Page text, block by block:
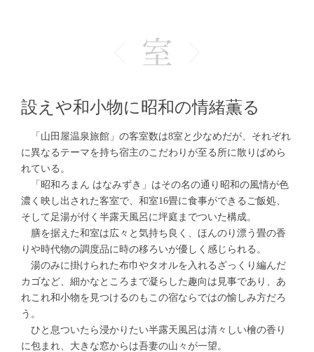
設えや和小物に昭和の情緒薫る
「山田屋温泉旅館」の客室数は8室と少なめだが、それぞれ
に異なるテーマを持ち宿主のこだわりが至る所に散りばめら
れている。
「昭和ろまん はなみずき」はその名の通り昭和の風情が色
濃く映し出された客室で、和室16畳に食事ができるご飯処、
そして足湯が付く半露天風呂に坪庭までついた構成。
膳を据えた和室は広々と気持ち良く、ほんのり漂う畳の香
りや時代物の調度品に時の移ろいが優しく感じられる。
湯のみに掛けられた布巾やタオルを入れるざっくり編んだ
カゴなど、細かなところまで凝らした趣向は見事であり、あ
れこれ和小物を見つけるのもこの宿ならではの愉しみ方だろ
う。
ひと息ついたら浸かりたい半露天風呂は清々しい檜の香り
に包まれ、大きな窓からは吾妻の山々が一望。